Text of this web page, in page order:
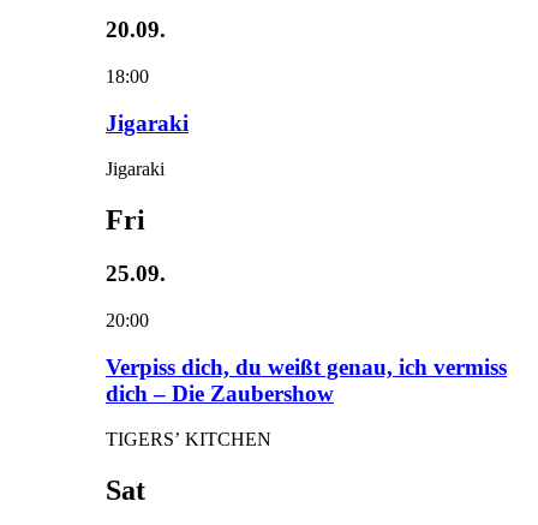
20.09.
18:00
Jigaraki
Jigaraki
Fri
25.09.
20:00
Verpiss dich, du weißt genau, ich vermiss
dich – Die Zaubershow
TIGERS’ KITCHEN
Sat